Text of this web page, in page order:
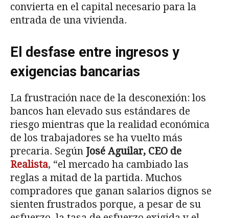
convierta en el capital necesario para la
entrada de una vivienda.
El desfase entre ingresos y
exigencias bancarias
La frustración nace de la desconexión: los
bancos han elevado sus estándares de
riesgo mientras que la realidad económica
de los trabajadores se ha vuelto más
precaria. Según José Aguilar, CEO de
Realista, “el mercado ha cambiado las
reglas a mitad de la partida. Muchos
compradores que ganan salarios dignos se
sienten frustrados porque, a pesar de su